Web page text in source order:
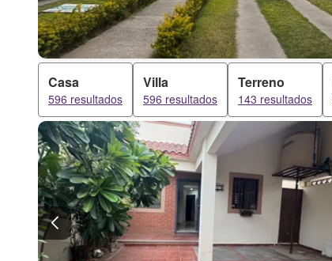
Casa
596 resultados
Villa
596 resultados
Terreno
143 resultados